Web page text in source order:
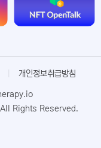
개인정보취급방침
Rights Reserved.